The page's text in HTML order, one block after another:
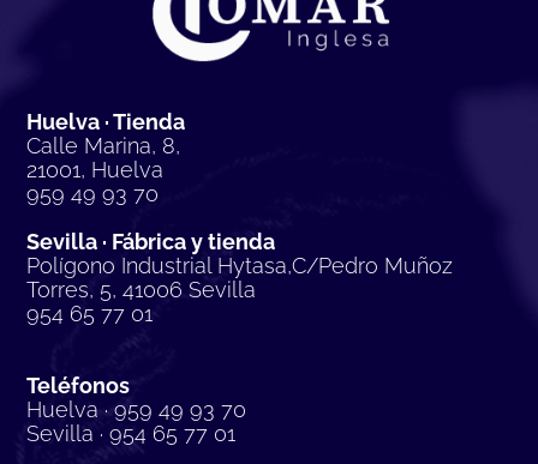
Huelva · Tienda
Calle Marina, 8,
21001, Huelva
959 49 93 70
Sevilla · Fábrica y tienda
Polígono Industrial Hytasa,C/Pedro Muñoz
Torres, 5, 41006 Sevilla
954 65 77 01
Teléfonos
Huelva · 959 49 93 70
Sevilla · 954 65 77 01